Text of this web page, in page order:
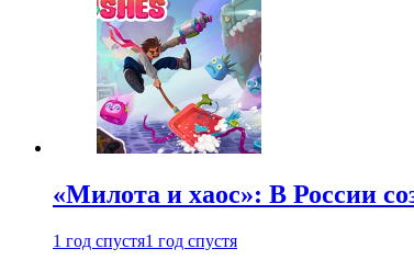
«Милота и хаос»: В России
1 год спустя1 год спустя